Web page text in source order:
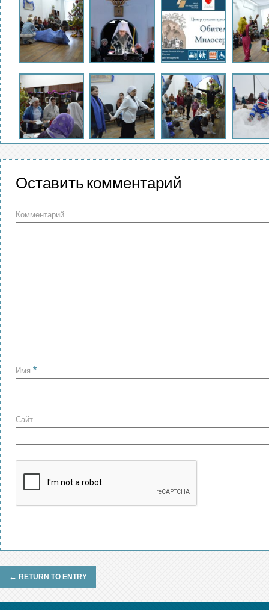
Оставить комментарий
Комментарий
Имя *
Сайт
← RETURN TO ENTRY